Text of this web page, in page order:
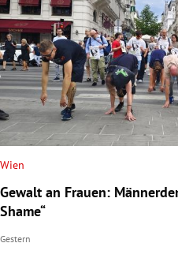
Wien
Gewalt an Frauen:
Shame“
Gestern